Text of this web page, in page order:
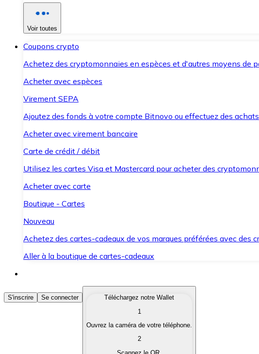
Voir toutes
Coupons crypto
Achetez des cryptomonnaies en espèces et d'autres moyens de
Acheter avec espèces
Virement SEPA
Ajoutez des fonds à votre compte Bitnovo ou effectuez des
Acheter avec virement bancaire
Carte de crédit / débit
Utilisez les cartes Visa et Mastercard pour acheter des
Acheter avec carte
Boutique - Cartes
Nouveau
Achetez des cartes-cadeaux de vos marques préférées avec des
Aller à la boutique de cartes-cadeaux
Acheter des Cryptomonnaies
Achetez les cryptomonnaies qui vous intéressent rapidement et
Convertissez vos cryptomonnaies en monnaie fiduciaire lorsque
S'inscrire Se connecter
Téléchargez notre Wallet
1
Ouvrez la caméra de votre téléphone.
2